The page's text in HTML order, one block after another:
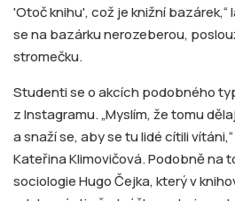
'Otoč knihu', což je knižní bazárek,“
se na bazárku nerozeberou,
stromečku.
Studenti se o akcích podobného
z Instagramu. „Myslím, že tomu
a snaží se, aby se tu lidé cítili
Kateřina Klimovičová. Podobně na
sociologie Hugo Čejka, který v